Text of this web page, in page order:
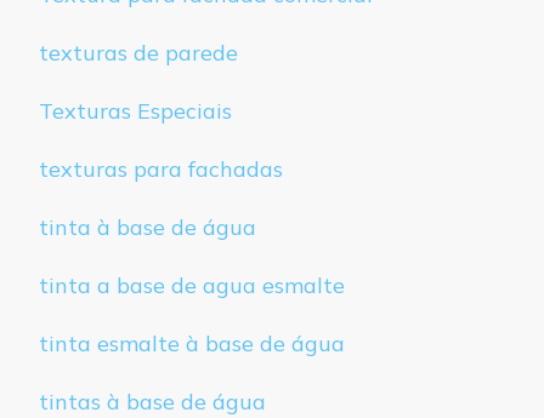
texturas de parede
Texturas Especiais
texturas para fachadas
tinta à base de água
tinta a base de agua esmalte
tinta esmalte à base de água
tintas à base de água